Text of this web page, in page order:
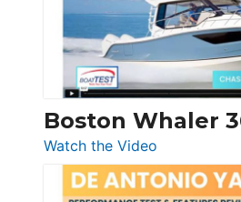
Boston Whaler
Watch the Video
Boston
Whaler